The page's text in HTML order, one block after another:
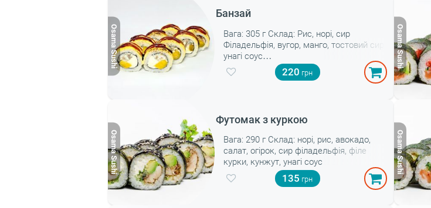
Банзай
Вага: 305 г Склад: Рис, норі, сир
Філадельфія, вугор, манго, тостовий сир,
унагі соус
220
Футомак з куркою
Вага: 290 г Склад: норі, рис, авокадо,
салат, огірок, сир філадельфія, філе
курки, кунжут, унагі соус
135